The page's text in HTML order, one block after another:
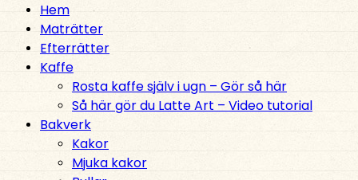
Hem
Maträtter
Efterrätter
Kaffe
Rosta kaffe själv i ugn – Gör så här
Så här gör du Latte Art – Video tutorial
Bakverk
Kakor
Mjuka kakor